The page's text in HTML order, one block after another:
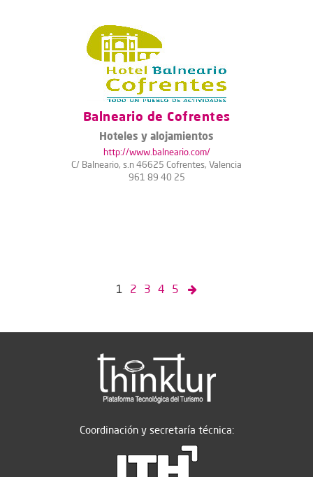
Balneario de Cofrentes
Hoteles y alojamientos
http://www.balneario.com/
C/ Balneario, s.n 46625 Cofrentes, Valencia
961 89 40 25
1 2 3 4 5
Coordinación y secretaría técnica: